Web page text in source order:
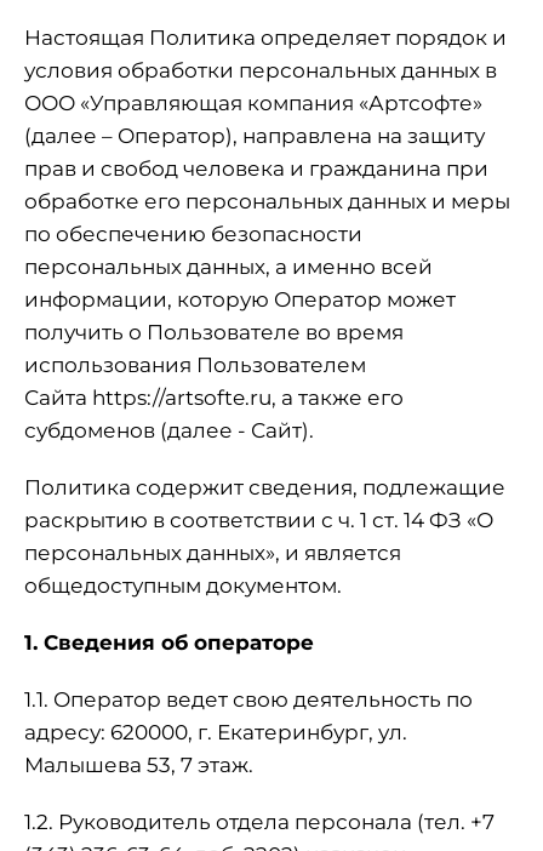
Настоящая Политика определяет порядок и
условия обработки персональных данных в
ООО «Управляющая компания «Артсофте»
(далее – Оператор), направлена на защиту
прав и свобод человека и гражданина при
обработке его персональных данных и меры
по обеспечению безопасности
персональных данных, а именно всей
информации, которую Оператор может
получить о Пользователе во время
использования Пользователем
Сайта https://artsofte.ru, а также его
субдоменов (далее - Сайт).
Политика содержит сведения, подлежащие
раскрытию в соответствии с ч. 1 ст. 14 ФЗ «О
персональных данных», и является
общедоступным документом.
1. Сведения об операторе
1.1. Оператор ведет свою деятельность по
адресу: 620000, г. Екатеринбург, ул.
Малышева 53, 7 этаж.
1.2. Руководитель отдела персонала (тел. +7